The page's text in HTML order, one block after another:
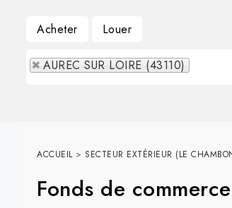
Acheter Louer
AUREC SUR LOIRE (43110)
ACCUEIL> SECTEUR EXTÉRIEUR (LE
Fonds de